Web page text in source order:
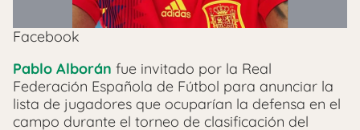
Facebook
Pablo Alborán fue invitado por la Real
Federación Española de Fútbol para anunciar la
lista de jugadores que ocuparían la defensa en el
campo durante el torneo de clasificación del